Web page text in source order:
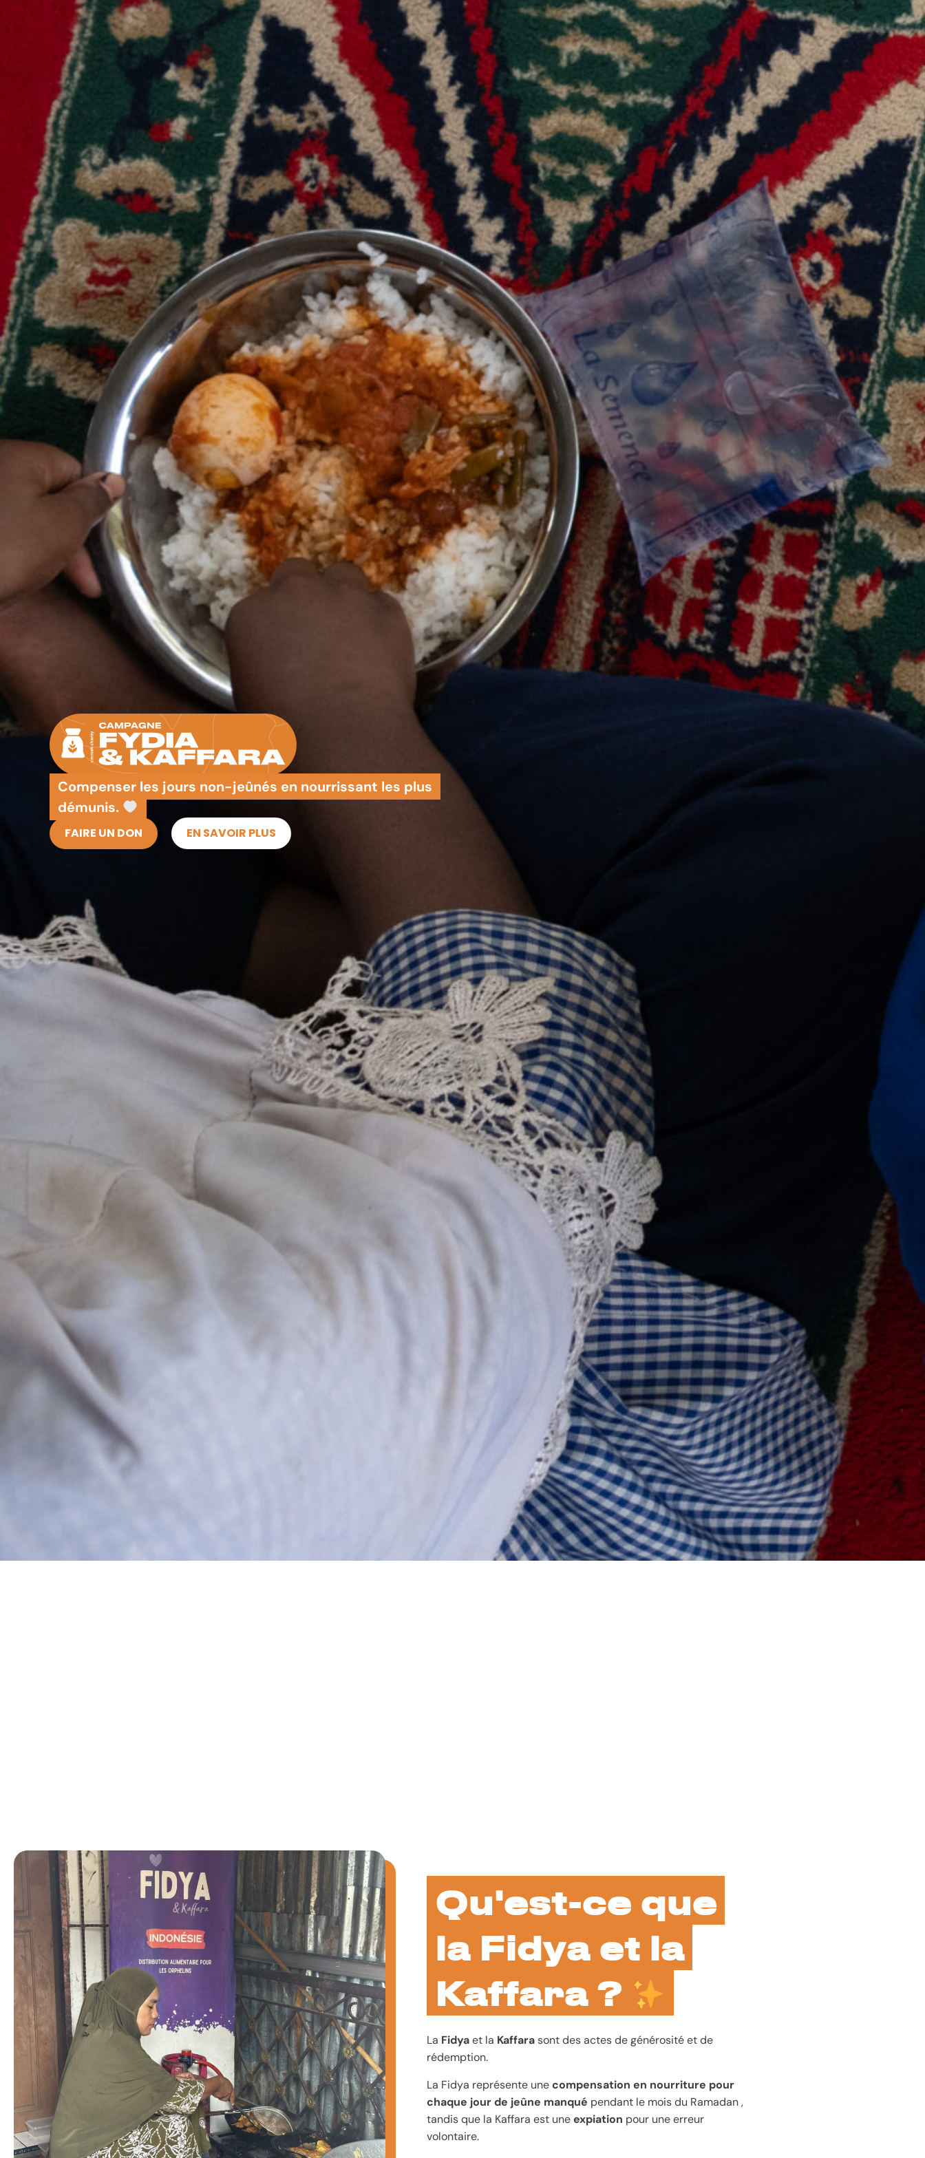
Compenser les jours non-jeûnés en nourrissant les plus
démunis.
FAIRE UN DON EN SAVOIR PLUS
Qu'est-ce que
la Fidya et la
Kaffara ?
La Fidyaet la Kaffarasont des actes de générosité et de
rédemption.
La Fidya représente unecompensation en nourriture pour
chaque jour de jeûne manqué pendant le mois du Ramadan ,
tandis que la Kaffara est uneexpiation pour une erreur
volontaire.